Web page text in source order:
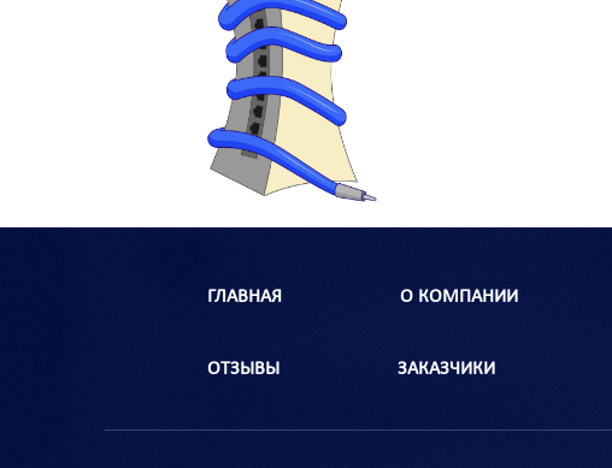
ГЛАВНАЯ О КОМПАНИИ
ОТЗЫВЫ ЗАКАЗЧИКИ